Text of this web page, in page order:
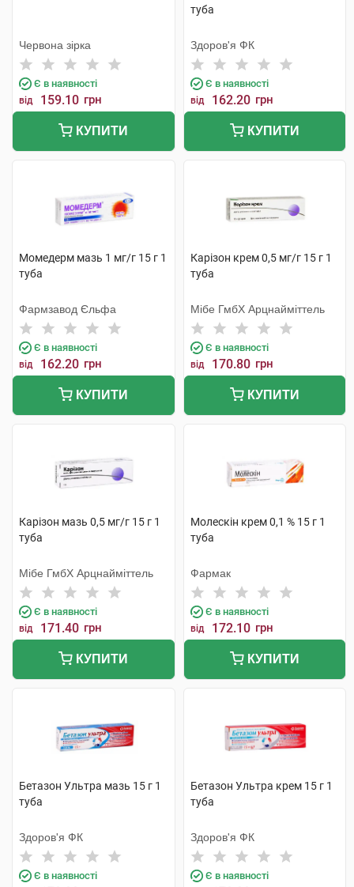
Червона зірка
Є в наявності
від 159.10 грн
КУПИТИ
туба
Здоров'я ФК
Є в наявності
від 162.20 грн
КУПИТИ
Момедерм мазь 1 мг/г 15 г 1
туба
Фармзавод Єльфа
Є в наявності
від 162.20 грн
КУПИТИ
Карiзон крем 0,5 мг/г 15 г 1
туба
Мібе ГмбХ Арцнайміттель
Є в наявності
від 170.80 грн
КУПИТИ
Карiзон мазь 0,5 мг/г 15 г 1
туба
Мібе ГмбХ Арцнайміттель
Є в наявності
від 171.40 грн
КУПИТИ
Молескін крем 0,1 % 15 г 1
туба
Фармак
Є в наявності
від 172.10 грн
КУПИТИ
Бетазон Ультра мазь 15 г 1
туба
Здоров'я ФК
Є в наявності
Бетазон Ультра крем 15 г 1
туба
Здоров'я ФК
Є в наявності